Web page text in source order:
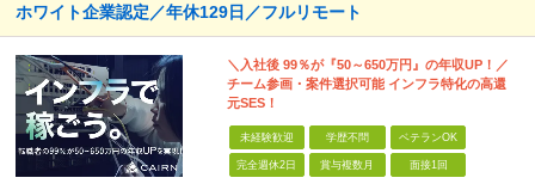
ホワイト企業認定／年休129日／フルリモート
＼入社後 99％が『50～650万円』の年収UP！／
チーム参画・案件選択可能 インフラ特化の高還
元SES！
未経験歓迎 学歴不問 ベテランOK
完全週休2日 賞与複数月 面接1回